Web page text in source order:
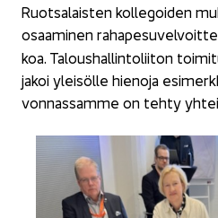
Ruot­sa­lais­ten kol­le­goi­den
osaa­mi­nen
koa. Ta­lous­hal­lin­to­lii­ton
jakoi ylei­söl­le hie­no­ja
von­nas­sam­me on tehty